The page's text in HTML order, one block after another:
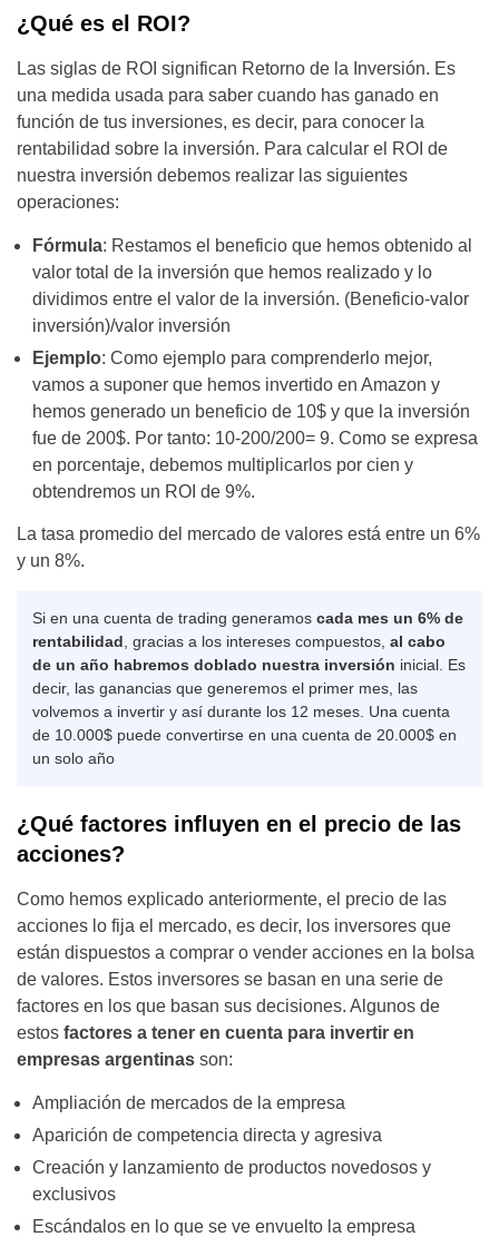
¿Qué es el ROI?
Las siglas de ROI significan Retorno de la Inversión. Es
una medida usada para saber cuando has ganado en
función de tus inversiones, es decir, para conocer la
rentabilidad sobre la inversión. Para calcular el ROI de
nuestra inversión debemos realizar las siguientes
operaciones:
Fórmula: Restamos el beneficio que hemos obtenido al
valor total de la inversión que hemos realizado y lo
dividimos entre el valor de la inversión. (Beneficio-valor
inversión)/valor inversión
Ejemplo: Como ejemplo para comprenderlo mejor,
vamos a suponer que hemos invertido en Amazon y
hemos generado un beneficio de 10$ y que la inversión
fue de 200$. Por tanto: 10-200/200= 9. Como se expresa
en porcentaje, debemos multiplicarlos por cien y
obtendremos un ROI de 9%.
La tasa promedio del mercado de valores está entre un 6%
y un 8%.
Si en una cuenta de trading generamos cada mes un 6% de
rentabilidad , gracias a los intereses compuestos, al cabo
de un año habremos doblado nuestra inversión inicial. Es
decir, las ganancias que generemos el primer mes, las
volvemos a invertir y así durante los 12 meses. Una cuenta
de 10.000$ puede convertirse en una cuenta de 20.000$ en
un solo año
¿Qué factores influyen en el precio de las
acciones?
Como hemos explicado anteriormente, el precio de las
acciones lo fija el mercado, es decir, los inversores que
están dispuestos a comprar o vender acciones en la bolsa
de valores. Estos inversores se basan en una serie de
factores en los que basan sus decisiones. Algunos de
estos factores a tener en cuenta para invertir en
empresas argentinas son:
Ampliación de mercados de la empresa
Aparición de competencia directa y agresiva
Creación y lanzamiento de productos novedosos y
exclusivos
Escándalos en lo que se ve envuelto la empresa